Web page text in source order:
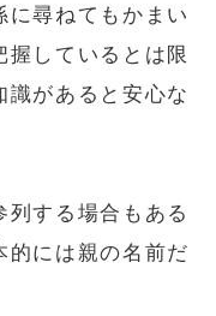
に尋ねてもかまい
握しているとは限
識があると安心な
する場合もある
的には親の名前だ